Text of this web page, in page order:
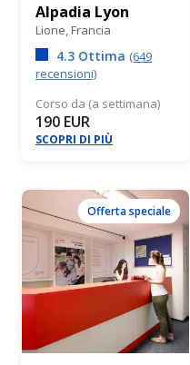
Alpadia Lyon
Lione, Francia
4.3 Ottima (649
recensioni)
Corso da (a settimana)
190 EUR
SCOPRI DI PIÙ
Offerta speciale